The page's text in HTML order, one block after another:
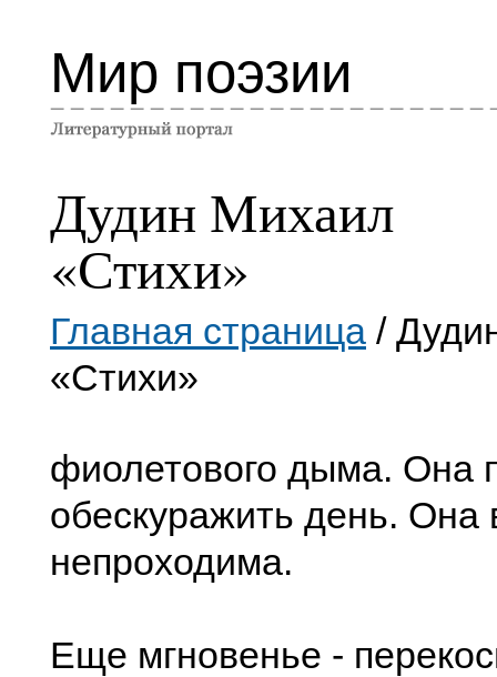
Мир поэзии
Дудин Михаил
«Стихи»
Главная страница /
«Стихи»
фиолетового дыма. Она
обескуражить день. Она
непроходима.
Еще мгновенье -